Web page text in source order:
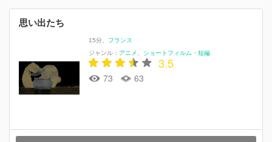
思い出たち
15分
フランス
ジャンル： アニメ ショートフィルム・短編
3.5
73 63